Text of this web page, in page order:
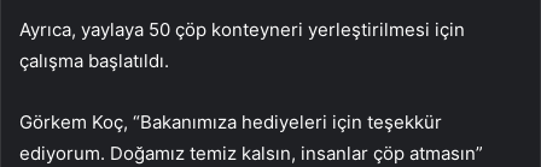
Ayrıca, yaylaya 50 çöp konteyneri yerleştirilmesi için
çalışma başlatıldı.
Görkem Koç, “Bakanımıza hediyeleri için teşekkür
ediyorum. Doğamız temiz kalsın, insanlar çöp atmasın”